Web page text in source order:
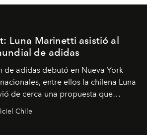
Luna Marinetti asistió al
de adidas
de adidas debutó en Nueva York
entre ellos la chilena Luna
de cerca una propuesta que
Chile